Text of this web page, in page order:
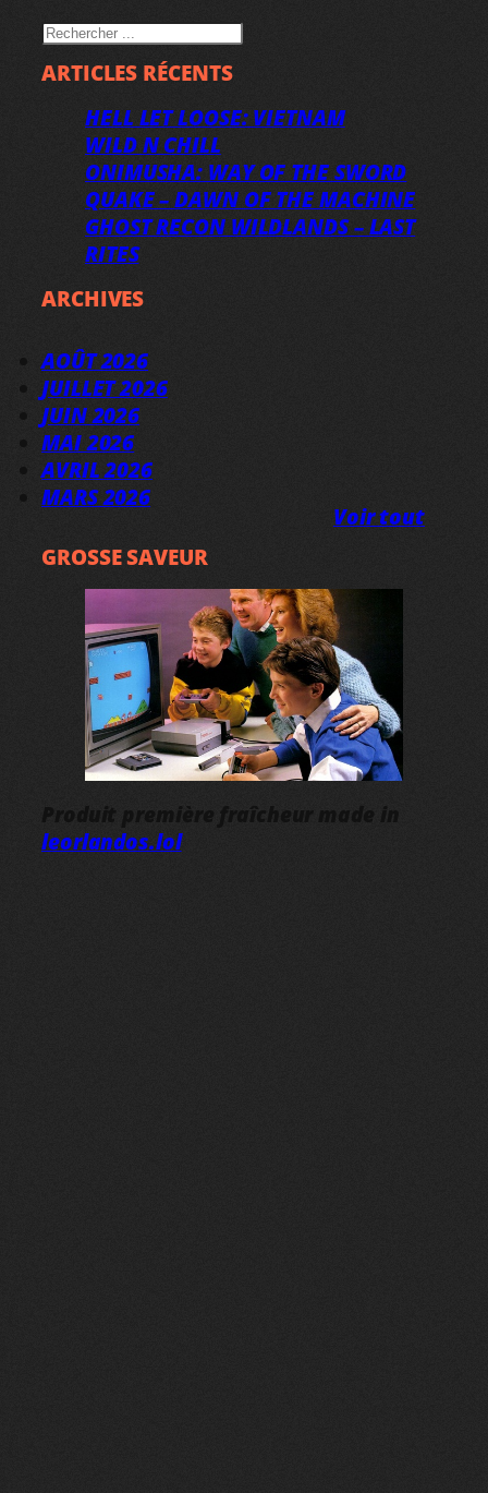
RECHERCHER
ARTICLES RÉCENTS
HELL LET LOOSE: VIETNAM
WILD N CHILL
ONIMUSHA: WAY OF THE SWORD
QUAKE – DAWN OF THE MACHINE
GHOST RECON WILDLANDS – LAST
RITES
ARCHIVES
AOÛT 2026
JUILLET 2026
JUIN 2026
MAI 2026
AVRIL 2026
MARS 2026
Voir tout
GROSSE SAVEUR
Produit première fraîcheur made in
leorlandos.lol